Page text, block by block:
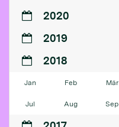
2020
2019
2018
Jan Feb Mär
Jul Aug Sep